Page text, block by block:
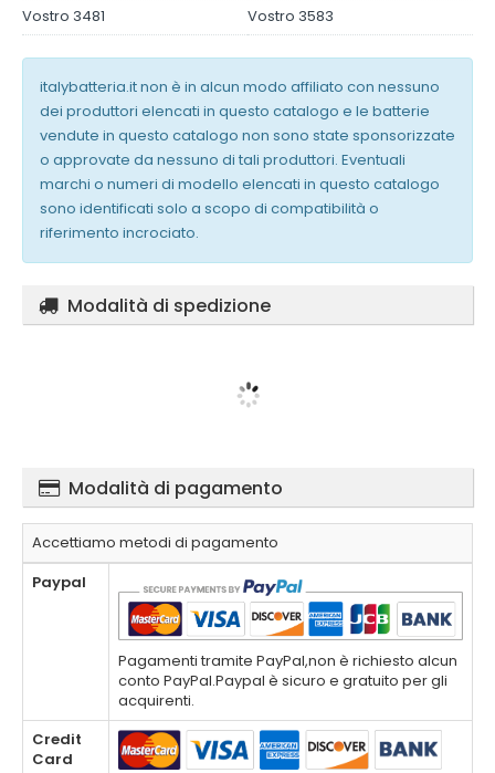
Vostro 3481
Vostro 3583
italybatteria.it non è in alcun modo affiliato con nessuno
dei produttori elencati in questo catalogo e le batterie
vendute in questo catalogo non sono state sponsorizzate
o approvate da nessuno di tali produttori. Eventuali
marchi o numeri di modello elencati in questo catalogo
sono identificati solo a scopo di compatibilità o
riferimento incrociato.
Modalità di spedizione
Modalità di pagamento
Accettiamo metodi di pagamento
Paypal
Pagamenti tramite PayPal,non è richiesto alcun
conto PayPal.Paypal è sicuro e gratuito per gli
acquirenti.
Credit
Card